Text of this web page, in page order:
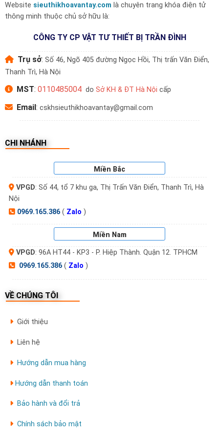
hợp
Cửa gỗ, cửa chính căn hộ, nhà phố
Gia đình hiện đại muốn kiểm soát cửa từ
Người thường xuyên vắng nhà cần camera
Biệt thự, nhà phố, văn phòng quản lý – cần
thông minh
Lợi ích khi mua Philips 9300 tại
sieuthikhoavantay.com
toàn quốc
– bảo trì tận nơi
✅Chiết khấu hấp dẫn
nhanh gọn
CÔNG TY CP VẬT TƯ THIẾT BỊ TRẦN ĐÌNH
Website sieuthikhoavantay.com là chuyên trang khóa điện tử
thông minh thuộc chủ sở hữu là:
CÔNG TY CP VẬT TƯ THIẾT BỊ TRẦN ĐÌNH
Trụ sở: Số 46, Ngõ 405 đường Ngọc Hồi, Thị trấn Văn Điển,
Thanh Trì, Hà Nội
MST: 0110485004do Sở KH & ĐT Hà Nội cấp
Email: cskhsieuthikhoavantay@gmail.com
CHI NHÁNH
Miền Bắc
VPGD: Số 44, tổ 7 khu ga, Thị Trấn Văn Điển, Thanh Trì, Hà
Nội
0969.165.386( Zalo )
Miền Nam
VPGD: 96A HT44 - KP3 - P. Hiệp Thành. Quận 12. TPHCM
0969.165.386( Zalo )
VỀ CHÚNG TÔI
Giới thiệu
Liên hệ
Hướng dẫn mua hàng
Hướng dẫn thanh toán
Bảo hành và đổi trả
Chính sách bảo mật